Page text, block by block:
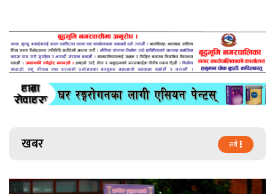
खबर सबै